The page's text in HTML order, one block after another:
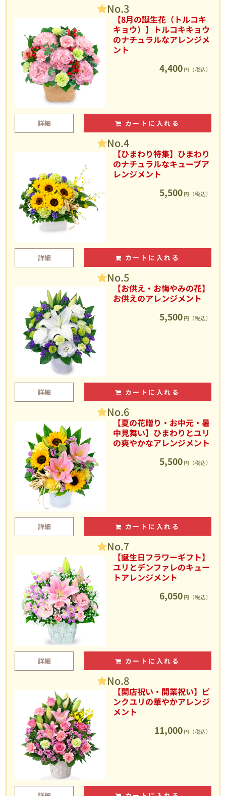
No.3
【8月の誕生花（トルコキ
キョウ）】トルコキキョウ
のナチュラルなアレンジメ
ント
4,400 円（税込）
詳細 カートに入れる
No.4
【ひまわり特集】ひまわり
のナチュラルなキューブア
レンジメント
5,500 円（税込）
詳細 カートに入れる
No.5
【お供え・お悔やみの花】
お供えのアレンジメント
5,500 円（税込）
詳細 カートに入れる
No.6
【夏の花贈り・お中元・暑
中見舞い】ひまわりとユリ
の爽やかなアレンジメント
5,500 円（税込）
詳細 カートに入れる
No.7
【誕生日フラワーギフト】
ユリとデンファレのキュー
トアレンジメント
6,050 円（税込）
詳細 カートに入れる
No.8
【開店祝い・開業祝い】ピ
ンクユリの華やかアレンジ
メント
11,000 円（税込）